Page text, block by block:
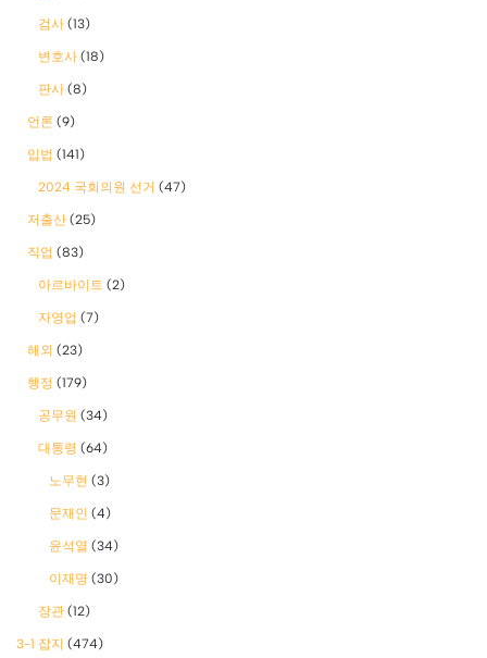
검사 (13)
변호사 (18)
판사 (8)
언론 (9)
입법 (141)
2024 국회의원 선거 (47)
저출산 (25)
직업 (83)
아르바이트 (2)
자영업 (7)
해외 (23)
행정 (179)
공무원 (34)
대통령 (64)
노무현 (3)
문재인 (4)
윤석열 (34)
이재명 (30)
장관 (12)
3-1 잡지 (474)